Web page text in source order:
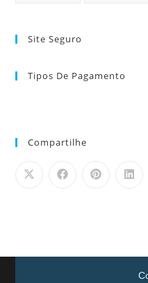
Site Seguro
Tipos De Pagamento
Compartilhe